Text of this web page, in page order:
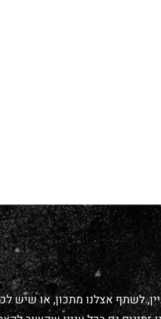
לשתף אצלנו מתכון, או שיש